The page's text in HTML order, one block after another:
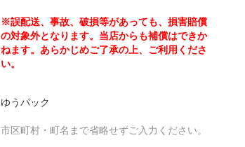
※誤配送、事故、破損等があっても、損害賠償
の対象外となります。当店からも補償はできか
ねます。あらかじめご了承の上、ご利用くださ
い。
ゆうパック
市区町村・町名まで省略せずご入力ください。